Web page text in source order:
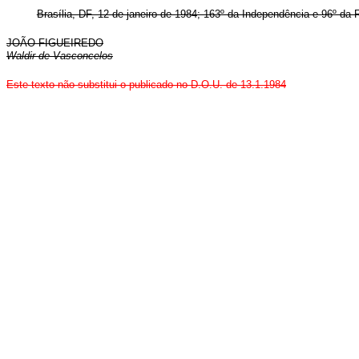
Brasília, DF, 12 de janeiro de 1984; 163º da Independência e 96º da
JOÃO FIGUEIREDO
Waldir de Vasconcelos
Este texto não substitui o publicado no D.O.U. de 13.1.1984